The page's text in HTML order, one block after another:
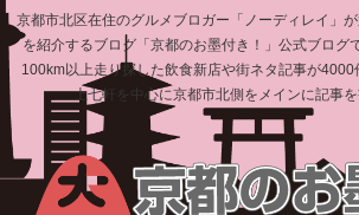
京都市北区在住のグルメブロガー「ノーディレイ」
を紹介するブログ「京都のお墨付き！」公式ブログ
100km以上走り探した飲食新店や街ネタ記事が4000
上七軒を中心に京都市北側をメインに記事を